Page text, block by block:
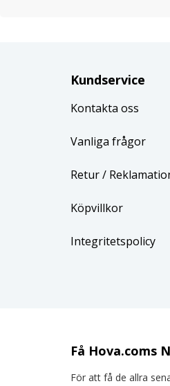
Kundservice
Kontakta oss
Vanliga frågor
Retur/
Köpvillkor
Integritetspolicy
Få Hova.coms
För att få de allra